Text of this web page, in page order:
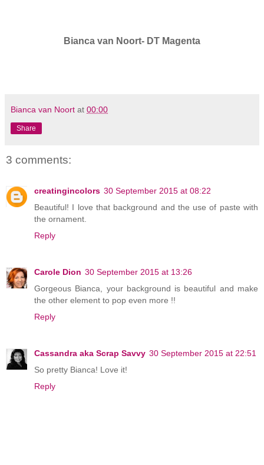
Bianca van Noort- DT Magenta
Bianca van Noort at 00:00
Share
3 comments:
creatingincolors 30 September 2015 at 08:22
Beautiful! I love that background and the use of paste with
the ornament.
Reply
Carole Dion 30 September 2015 at 13:26
Gorgeous Bianca, your background is beautiful and make
the other element to pop even more !!
Reply
Cassandra aka Scrap Savvy 30 September 2015 at 22:51
So pretty Bianca! Love it!
Reply